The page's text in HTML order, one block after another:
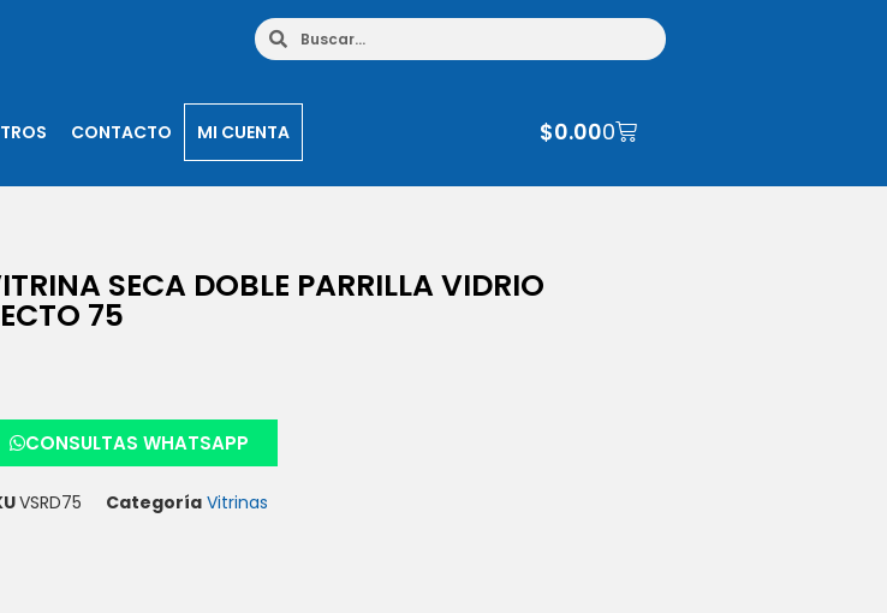
CONTACTO MI CUENTA $0.000
SECA DOBLE PARRILLA VIDRIO
75
CONSULTAS WHATSAPP
VSRD75 Categoría Vitrinas